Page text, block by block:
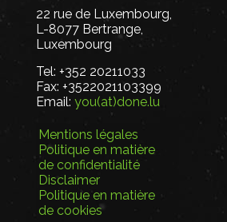
22 rue de Luxembourg,
L-8077 Bertrange,
Luxembourg
Tel: +352 20211033
Fax: +3522021103399
Email: you(at)done.lu
Mentions légales
Politique en matière
de confidentialité
Disclaimer
Politique en matière
de cookies